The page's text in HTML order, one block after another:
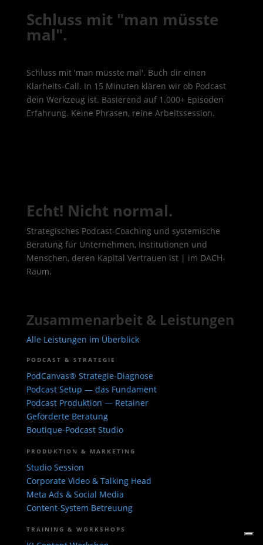
Schluss mit "man müsste
mal".
Schluss mit 'man müsste mal'. Buch dir einen
Klarheits-Call. In 15 Minuten klären wir ob Podcast
dein Werkzeug ist. Basierend auf 1.000+ Episoden
Erfahrung. Keine Phrasen, reine Arbeitssession.
Echt! Nicht normal.
Strategisches Podcast-Coaching und systemische
Beratung für Unternehmen, Institutionen und
Menschen, deren Kapital Vertrauen ist | im DACH-
Raum.
Zusammenarbeit & Leistungen
Alle Leistungen im Überblick
PODCAST & STRATEGIE
PodCanvas® Strategie-Diagnose
Podcast Setup — das Fundament
Podcast Produktion — Retainer
Geförderte Beratung
Boutique-Podcast Studio
PRODUKTION & MARKETING
Studio Session
Corporate Video & Talking Head
Meta Ads & Social Media
Content-System Betreuung
TRAINING & WORKSHOPS